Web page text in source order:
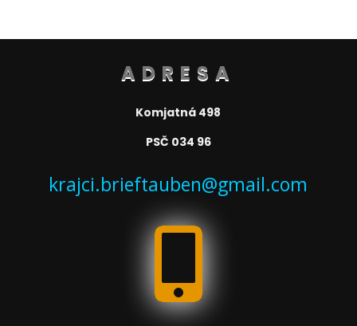
ADRESA
Komjatná 498
PSČ 034 96
krajci.brieftauben@gmail.com
